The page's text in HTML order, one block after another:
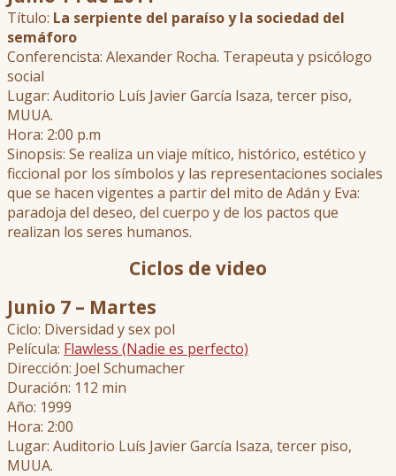
Título: La serpiente del paraíso y la sociedad del
semáforo
Conferencista: Alexander Rocha. Terapeuta y psicólogo
social
Lugar: Auditorio Luís Javier García Isaza, tercer piso,
MUUA.
Hora: 2:00 p.m
Sinopsis: Se realiza un viaje mítico, histórico, estético y
ficcional por los símbolos y las representaciones sociales
que se hacen vigentes a partir del mito de Adán y Eva:
paradoja del deseo, del cuerpo y de los pactos que
realizan los seres humanos.
Ciclos de video
Junio 7 – Martes
Ciclo: Diversidad y sex pol
Película: Flawless (Nadie es perfecto)
Dirección: Joel Schumacher
Duración: 112 min
Año: 1999
Hora: 2:00
Lugar: Auditorio Luís Javier García Isaza, tercer piso,
MUUA.